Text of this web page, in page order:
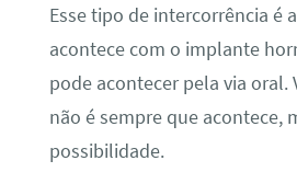
Esse tipo de intercorrência é
acontece com o implante
pode acontecer pela via oral.
não é sempre que acontece,
possibilidade.